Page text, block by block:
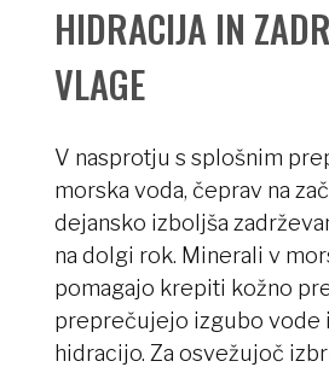
HIDRACIJA IN
VLAGE
V nasprotju s splošnim
morska voda, čeprav na
dejansko izboljša
na dolgi rok. Minerali v
pomagajo krepiti kožno
preprečujejo izgubo vode
hidracijo. Za osvežujoč